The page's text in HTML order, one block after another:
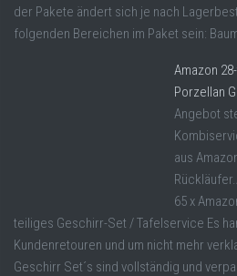
der Pakete ändert sich je nach
folgenden Bereichen im Paket sein:
Amazon
Porzellan
Angebot
aus
65 x
teiliges Geschirr-Set / Tafelservice Es
Kundenretouren und um nicht mehr
Geschirr Set´s sind vollständig und